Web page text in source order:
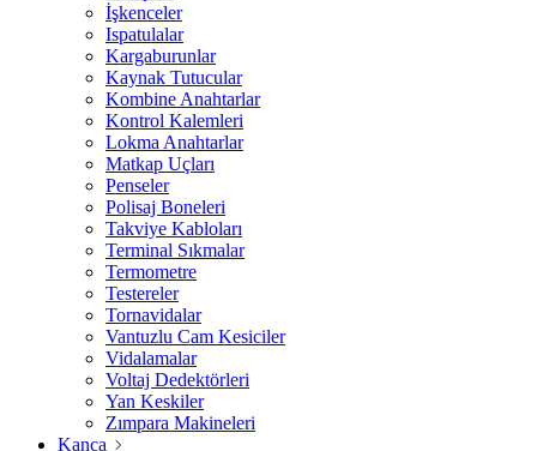
İşkenceler
Ispatulalar
Kargaburunlar
Kaynak Tutucular
Kombine Anahtarlar
Kontrol Kalemleri
Lokma Anahtarlar
Matkap Uçları
Penseler
Polisaj Boneleri
Takviye Kabloları
Terminal Sıkmalar
Termometre
Testereler
Tornavidalar
Vantuzlu Cam Kesiciler
Vidalamalar
Voltaj Dedektörleri
Yan Keskiler
Zımpara Makineleri
Kanca